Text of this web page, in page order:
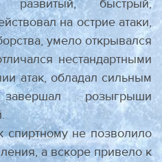
развитый, быстрый,
на острие атаки,
умело открывался
нестандартными
атак, обладал сильным
розыгрыши
спиртному не позволило
а вскоре привело к